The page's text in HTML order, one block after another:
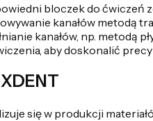
bloczek do ćwiczeń
kanałów metodą
kanałów, np. metodą
aby doskonalić
się w produkcji